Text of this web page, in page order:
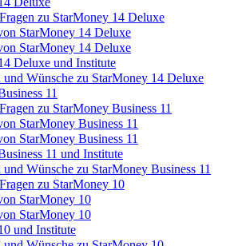
zu StarMoney 14 Deluxe
StarMoney 14 Deluxe
StarMoney 14 Deluxe
Deluxe und Institute
Wünsche zu StarMoney 14 Deluxe
11
zu StarMoney Business 11
StarMoney Business 11
StarMoney Business 11
11 und Institute
Wünsche zu StarMoney Business 11
zu StarMoney 10
StarMoney 10
StarMoney 10
und Institute